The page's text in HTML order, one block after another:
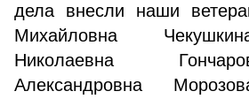
дела внесли наши
Михайловна
Николаевна
Александровна